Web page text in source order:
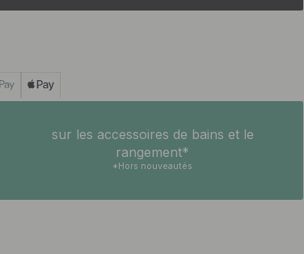
sur les accessoires de bains et le
rangement*
*Hors nouveautés